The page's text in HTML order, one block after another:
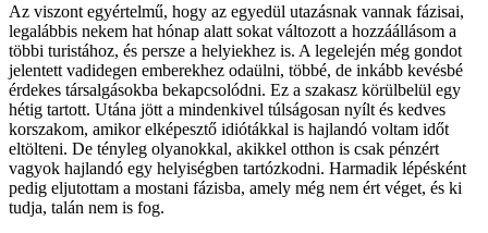
Az viszont egyértelmű, hogy az egyedül utazásnak vannak fázisai,
legalábbis nekem hat hónap alatt sokat változott a hozzáállásom a
többi turistához, és persze a helyiekhez is. A legelején még gondot
jelentett vadidegen emberekhez odaülni, többé, de inkább kevésbé
érdekes társalgásokba bekapcsolódni. Ez a szakasz körülbelül egy
hétig tartott. Utána jött a mindenkivel túlságosan nyílt és kedves
korszakom, amikor elképesztő idiótákkal is hajlandó voltam időt
eltölteni. De tényleg olyanokkal, akikkel otthon is csak pénzért
vagyok hajlandó egy helyiségben tartózkodni. Harmadik lépésként
pedig eljutottam a mostani fázisba, amely még nem ért véget, és ki
tudja, talán nem is fog.